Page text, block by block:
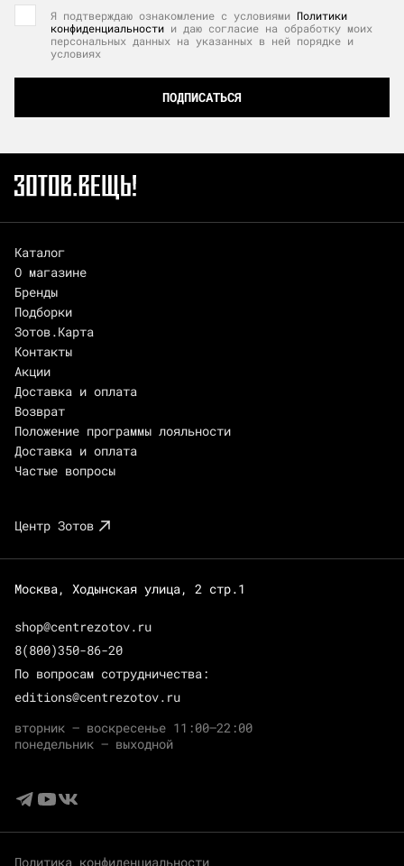
Я подтверждаю ознакомление с условиями Политики
конфиденциальности и даю согласие на обработку моих
персональных данных на указанных в ней порядке и
условиях
ПОДПИСАТЬСЯ
Каталог
О магазине
Бренды
Подборки
Зотов.Карта
Контакты
Акции
Доставка и оплата
Возврат
Положение программы лояльности
Доставка и оплата
Частые вопросы
Центр Зотов
Москва, Ходынская улица, 2 стр.1
shop@centrezotov.ru
8(800)350-86-20
По вопросам сотрудничества:
editions@centrezotov.ru
вторник — воскресенье 11:00–22:00
понедельник — выходной
Политика конфиденциальности